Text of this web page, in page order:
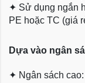
✦ Sử dụng ngắn
PE hoặc TC (giá
Dựa vào ngân
✦ Ngân sách